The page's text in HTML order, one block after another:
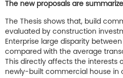
The new proposals are
The Thesis shows that, build
evaluated by construction
Enterprise large disparity
compared with the average
This directly affects the interests
newly-built commercial house in